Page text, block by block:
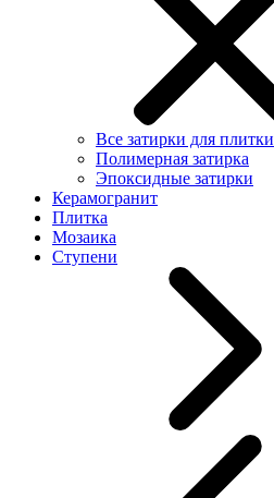
Все затирки для плитки
Полимерная затирка
Эпоксидные затирки
Керамогранит
Плитка
Мозаика
Ступени